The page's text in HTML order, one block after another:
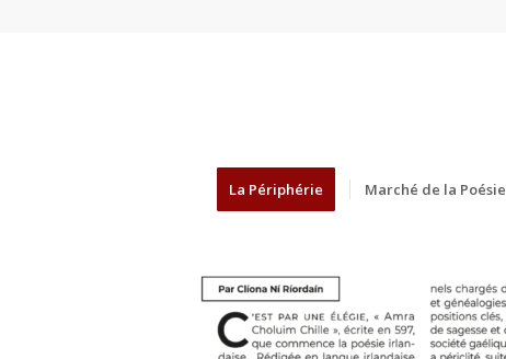
La Périphérie Marché de la Poésie